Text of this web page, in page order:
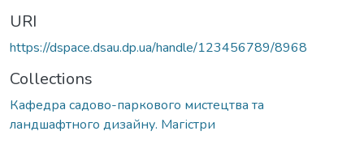
URI
https://dspace.dsau.dp.ua/handle/123456789/8968
Collections
Кафедра садово-паркового мистецтва та
ландшафтного дизайну. Магістри